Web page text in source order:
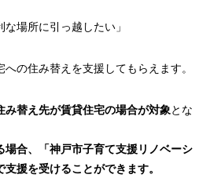
な場所に引っ越したい」
の住み替えを支援してもらえます。
み替え先が賃貸住宅の場合が対象とな
場合、「神戸市子育て支援リノベーシ
援を受けることができます。